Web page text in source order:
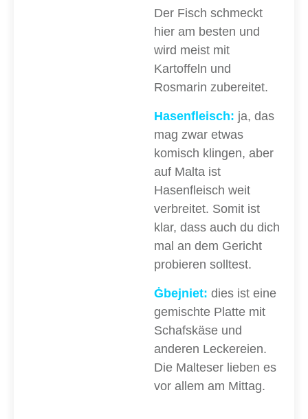
Der Fisch schmeckt
hier am besten und
wird meist mit
Kartoffeln und
Rosmarin zubereitet.
Hasenfleisch: ja, das
mag zwar etwas
komisch klingen, aber
auf Malta ist
Hasenfleisch weit
verbreitet. Somit ist
klar, dass auch du dich
mal an dem Gericht
probieren solltest.
Ġbejniet: dies ist eine
gemischte Platte mit
Schafskäse und
anderen Leckereien.
Die Malteser lieben es
vor allem am Mittag.